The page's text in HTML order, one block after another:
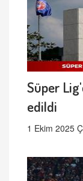
Süper
edildi
1 Ekim 2025